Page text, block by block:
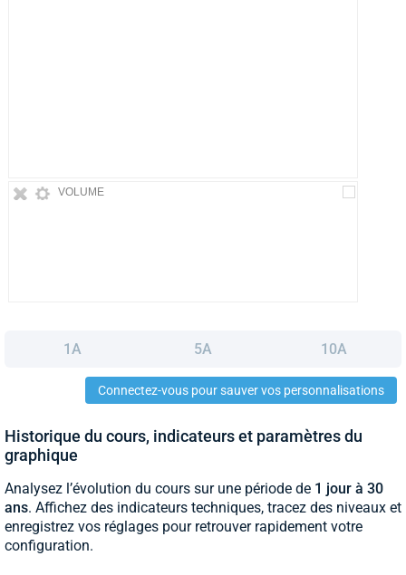
VOLUME
1A 5A 10A
Connectez-vous pour sauver vos personnalisations
Historique du cours, indicateurs et paramètres du
graphique
Analysez l’évolution du cours sur une période de 1 jour à 30
ans. Affichez des indicateurs techniques, tracez des niveaux et
enregistrez vos réglages pour retrouver rapidement votre
configuration.